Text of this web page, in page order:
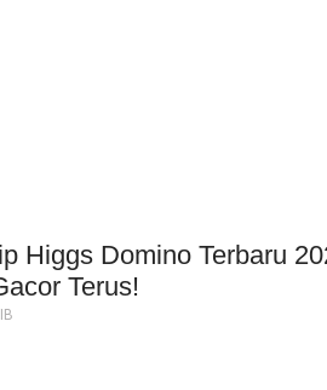
Higgs Domino Terbaru
Terus!